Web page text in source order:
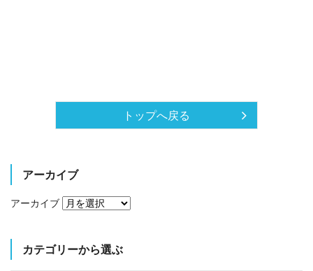
トップへ戻る
アーカイブ
アーカイブ
カテゴリーから選ぶ